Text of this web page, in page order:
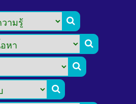



